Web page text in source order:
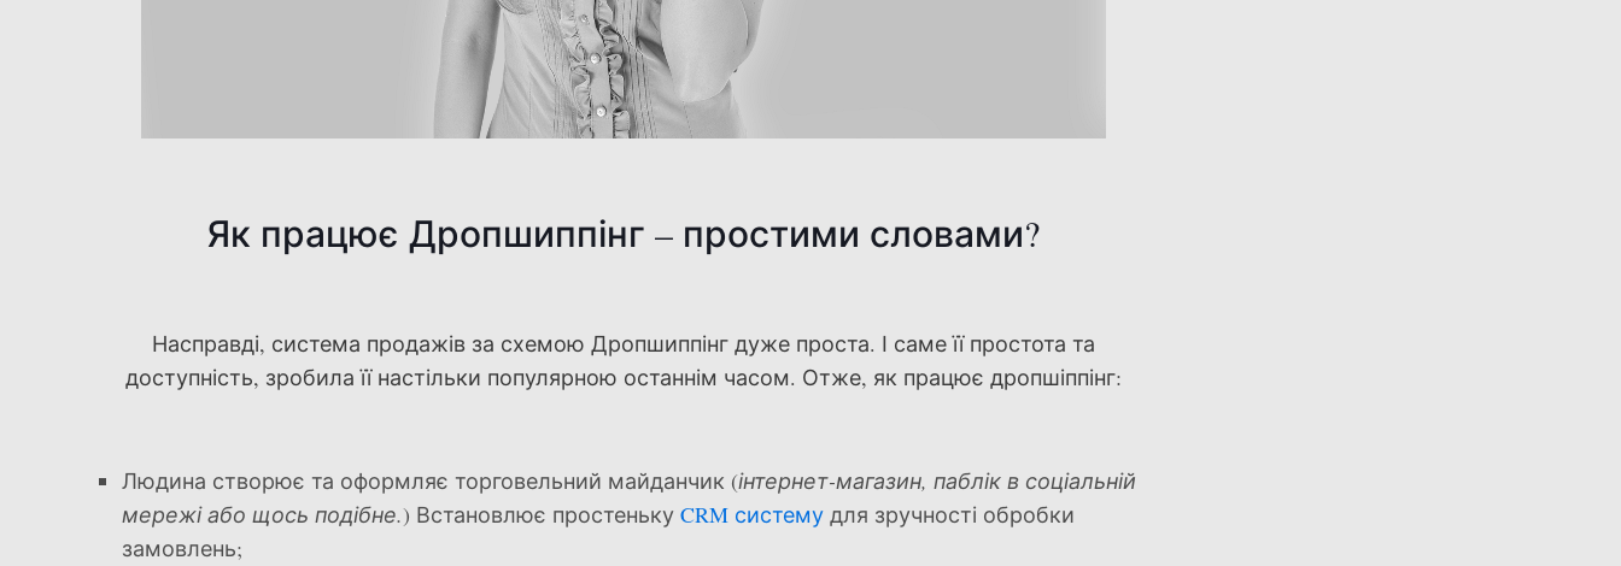
Як працює Дропшиппінг – простими словами?
Насправді, система продажів за схемою Дропшиппінг дуже проста. І саме її простота та
доступність, зробила її настільки популярною останнім часом. Отже, як працює дропшіппінг:
Людина створює та оформляє торговельний майданчик (інтернет-магазин, паблік в соціальній
мережі або щось подібне.) Встановлює простенькуCRM систему для зручності обробки
замовлень;